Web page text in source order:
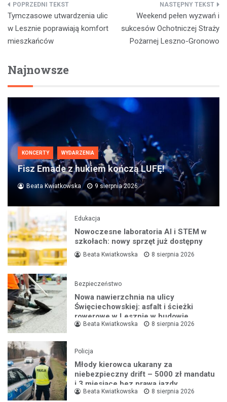
Nawigacja
wpisu
Tymczasowe utwardzenia ulic
w Lesznie poprawiają komfort
mieszkańców
Weekend pełen wyzwań i
sukcesów Ochotniczej Straży
Pożarnej Leszno-Gronowo
Najnowsze
KONCERTY WYDARZENIA
Fisz Emade z hukiem kończą LUFĘ!
Beata Kwiatkowska 9 sierpnia 2026
Edukacja
Nowoczesne laboratoria AI i STEM w
szkołach: nowy sprzęt już dostępny
Beata Kwiatkowska 8 sierpnia 2026
Bezpieczeństwo
Nowa nawierzchnia na ulicy
Święciechowskiej: asfalt i ścieżki
rowerowe w Lesznie w budowie
Beata Kwiatkowska 8 sierpnia 2026
Policja
Młody kierowca ukarany za
niebezpieczny drift – 5000 zł mandatu
i 3 miesiące bez prawa jazdy
Beata Kwiatkowska 8 sierpnia 2026